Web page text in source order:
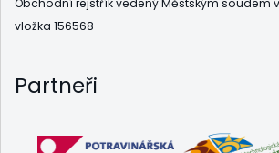
Obchodní rejstřík vedený Městským soudem
vložka 156568
Partneři